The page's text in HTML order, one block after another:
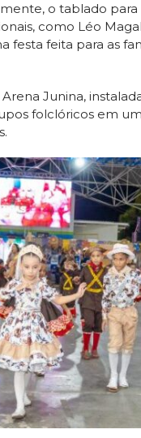
o tablado para
como Léo
festa feita para as
Junina,
folclóricos em